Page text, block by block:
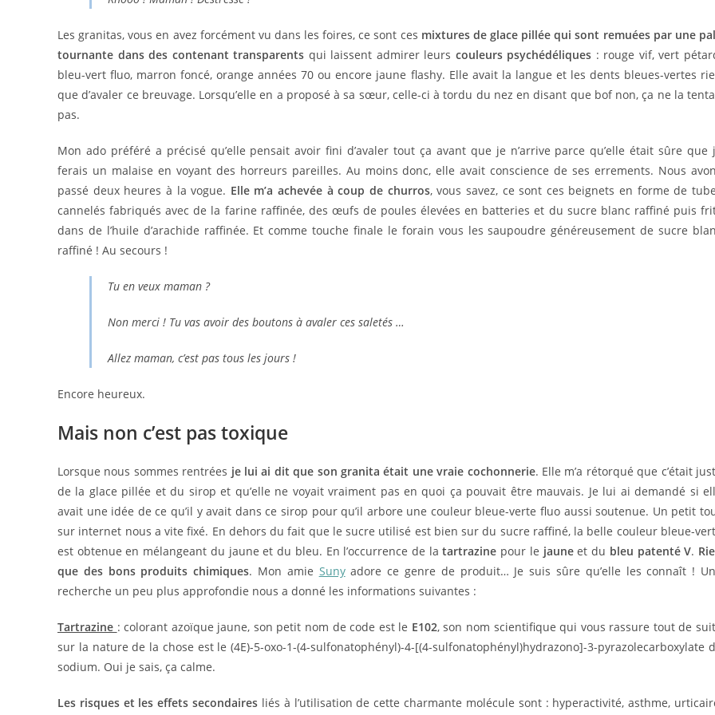
Les granitas, vous en avez forcément vu dans les foires, ce sont ces mixtures de glace pillée qui sont remuées par une
tournante dans des contenant transparents qui laissent admirer leurs couleurs psychédéliques : rouge vif, vert
bleu-vert fluo, marron foncé, orange années 70 ou encore jaune flashy. Elle avait la langue et les dents bleues-vertes
que d’avaler ce breuvage. Lorsqu’elle en a proposé à sa sœur, celle-ci à tordu du nez en disant que bof non, ça ne la
pas.
Mon ado préféré a précisé qu’elle pensait avoir fini d’avaler tout ça avant que je n’arrive parce qu’elle était sûre que
ferais un malaise en voyant des horreurs pareilles. Au moins donc, elle avait conscience de ses errements. Nous
passé deux heures à la vogue. Elle m’a achevée à coup de churros, vous savez, ce sont ces beignets en forme de
cannelés fabriqués avec de la farine raffinée, des œufs de poules élevées en batteries et du sucre blanc raffiné puis
dans de l’huile d’arachide raffinée. Et comme touche finale le forain vous les saupoudre généreusement de sucre
raffiné ! Au secours !
Tu en veux maman ?
Non merci ! Tu vas avoir des boutons à avaler ces saletés …
Allez maman, c’est pas tous les jours !
Encore heureux.
Mais non c’est pas toxique
Lorsque nous sommes rentrées je lui ai dit que son granita était une vraie cochonnerie. Elle m’a rétorqué que c’était
de la glace pillée et du sirop et qu’elle ne voyait vraiment pas en quoi ça pouvait être mauvais. Je lui ai demandé si
avait une idée de ce qu’il y avait dans ce sirop pour qu’il arbore une couleur bleue-verte fluo aussi soutenue. Un petit
sur internet nous a vite fixé. En dehors du fait que le sucre utilisé est bien sur du sucre raffiné, la belle couleur bleue-
est obtenue en mélangeant du jaune et du bleu. En l’occurrence de latartrazine pour le jauneet du bleu patenté V.
que des bons produits chimiques. Mon amie Sunyadore ce genre de produit… Je suis sûre qu’elle les connaît !
recherche un peu plus approfondie nous a donné les informations suivantes :
Tartrazine : colorant azoïque jaune, son petit nom de code est le E102, son nom scientifique qui vous rassure tout de
sur la nature de la chose est le (4E)-5-oxo-1-(4-sulfonatophényl)-4-[(4-sulfonatophényl)hydrazono]-3-pyrazolecarboxylate
sodium. Oui je sais, ça calme.
Les risques et les effets secondaires liés à l’utilisation de cette charmante molécule sont : hyperactivité, asthme,